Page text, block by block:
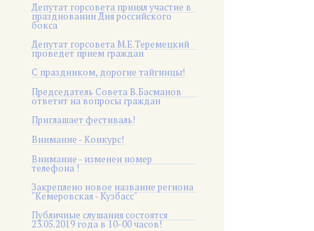
Депутат горсовета принял участие в
праздновании Дня российского
бокса
Депутат горсовета М.Е.Теремецкий
проведет прием граждан
С праздником, дорогие тайгинцы!
Председатель Совета В.Басманов
ответит на вопросы граждан
Приглашает фестиваль!
Внимание - Конкурс!
Внимание - изменен номер
телефона !
Закреплено новое название региона
"Кемеровская - Кузбасс"
Публичные слушания состоятся
23.05.2019 года в 10-00 часов!